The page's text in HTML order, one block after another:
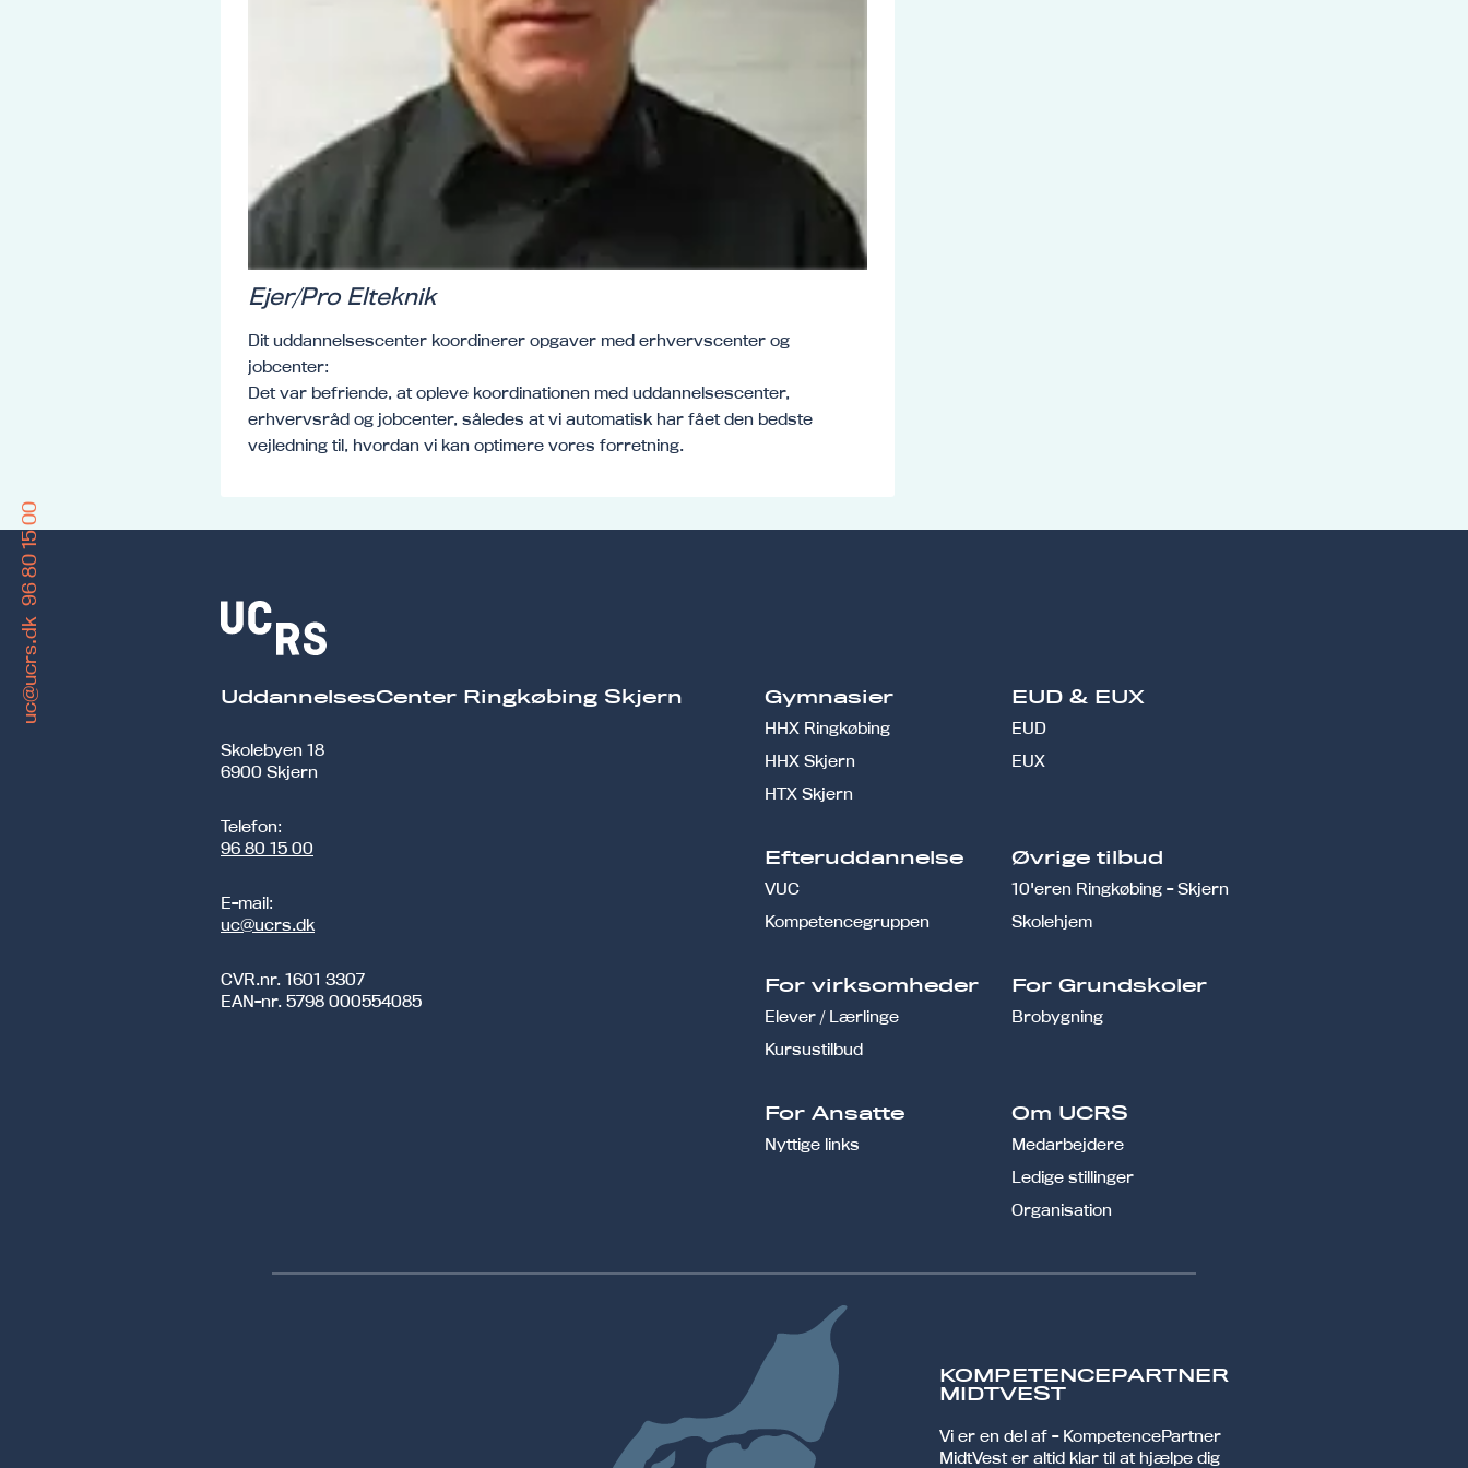
Ejer/Pro Elteknik
Dit uddannelsescenter koordinerer opgaver med erhvervscenter og
jobcenter:
Det var befriende, at opleve koordinationen med uddannelsescenter,
erhvervsråd og jobcenter, således at vi automatisk har fået den bedste
vejledning til, hvordan vi kan optimere vores forretning.
UddannelsesCenter Ringkøbing Skjern
Skolebyen 18
6900 Skjern
Telefon:
96 80 15 00
E-mail:
uc@ucrs.dk
CVR.nr. 1601 3307
EAN-nr. 5798 000554085
Gymnasier
HHX Ringkøbing
HHX Skjern
HTX Skjern
EUD & EUX
EUD
EUX
Efteruddannelse
VUC
Kompetencegruppen
Øvrige tilbud
10'eren Ringkøbing - Skjern
Skolehjem
For virksomheder
Elever / Lærlinge
Kursustilbud
For Grundskoler
Brobygning
For Ansatte
Nyttige links
Om UCRS
Medarbejdere
Ledige stillinger
Organisation
KOMPETENCEPARTNER
MIDTVEST
Vi er en del af - KompetencePartner
MidtVest er altid klar til at hjælpe dig
uc@ucrs.dk
96 80 15 00